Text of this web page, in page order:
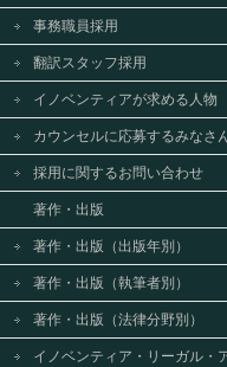
事務職員採用
翻訳スタッフ採用
イノベンティアが求める人物
カウンセルに応募するみなさ
採用に関するお問い合わせ
著作・出版
著作・出版（出版年別）
著作・出版（執筆者別）
著作・出版（法律分野別）
イノベンティア・リーガル・